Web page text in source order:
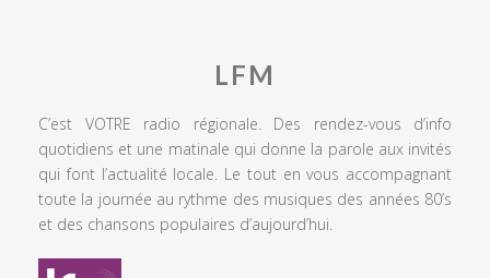
LFM
C’est VOTRE radio régionale. Des rendez-vous d’info
quotidiens et une matinale qui donne la parole aux invités
qui font l’actualité locale. Le tout en vous accompagnant
toute la journée au rythme des musiques des années 80’s
et des chansons populaires d’aujourd’hui.